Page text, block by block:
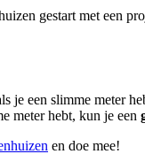
gestart met een
je een slimme meter
meter hebt, kun je een
en doe mee!